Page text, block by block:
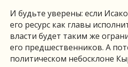
И будьте уверены: если
его ресурс как главы
власти будет таким же
его предшественников. А
политическом небосклоне